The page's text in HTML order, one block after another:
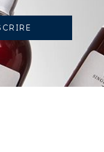
TENDANCE